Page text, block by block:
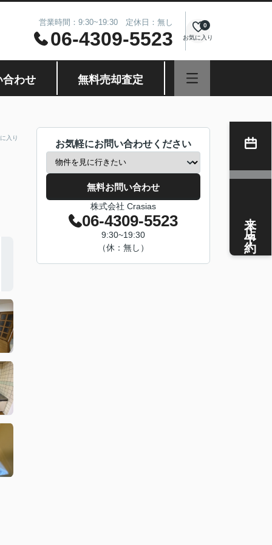
営業時間：9:30~19:30 定休日：無し
06-4309-5523 お気に入り
0
合わせ 無料売却査定
入り
お気軽にお問い合わせください
無料お問い合わせ
株式会社 Crasias
06-4309-5523
9:30~19:30
（休：無し）
来店予約